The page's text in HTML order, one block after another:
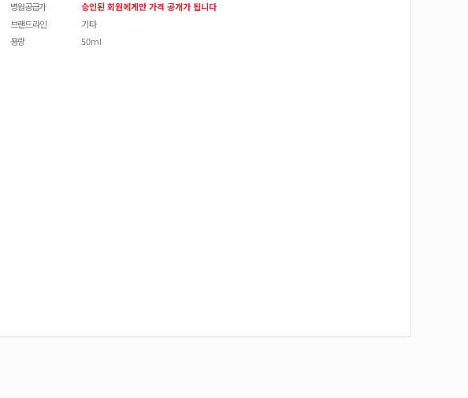
병원공급가
승인된 회원에게만 가격 공개가 됩니다
브랜드 라인
기타
용량
50ml